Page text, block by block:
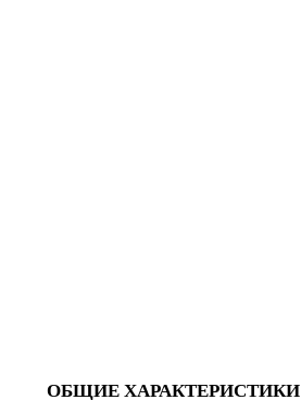
ОБЩИЕ ХАРАКТЕРИСТИКИ